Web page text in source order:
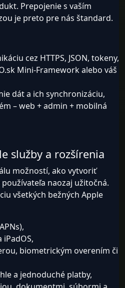
Prepojenie s vaším
je preto pre nás štandard.
cez HTTPS, JSON, tokeny,
Mini-Framework alebo váš
dát a ich synchronizáciu,
– web + admin + mobilná
služby a rozšírenia
možností, ako vytvoriť
naozaj užitočná.
všetkých bežných Apple
iPadOS,
biometrickým overením či
a jednoduché platby,